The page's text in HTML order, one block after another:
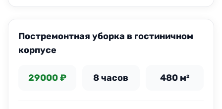
Постремонтная уборка в гостиничном
корпусе
29000 ₽ 8 часов 480 м²